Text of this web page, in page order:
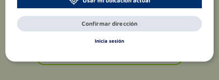
Confirmar dirección
Inicia sesión